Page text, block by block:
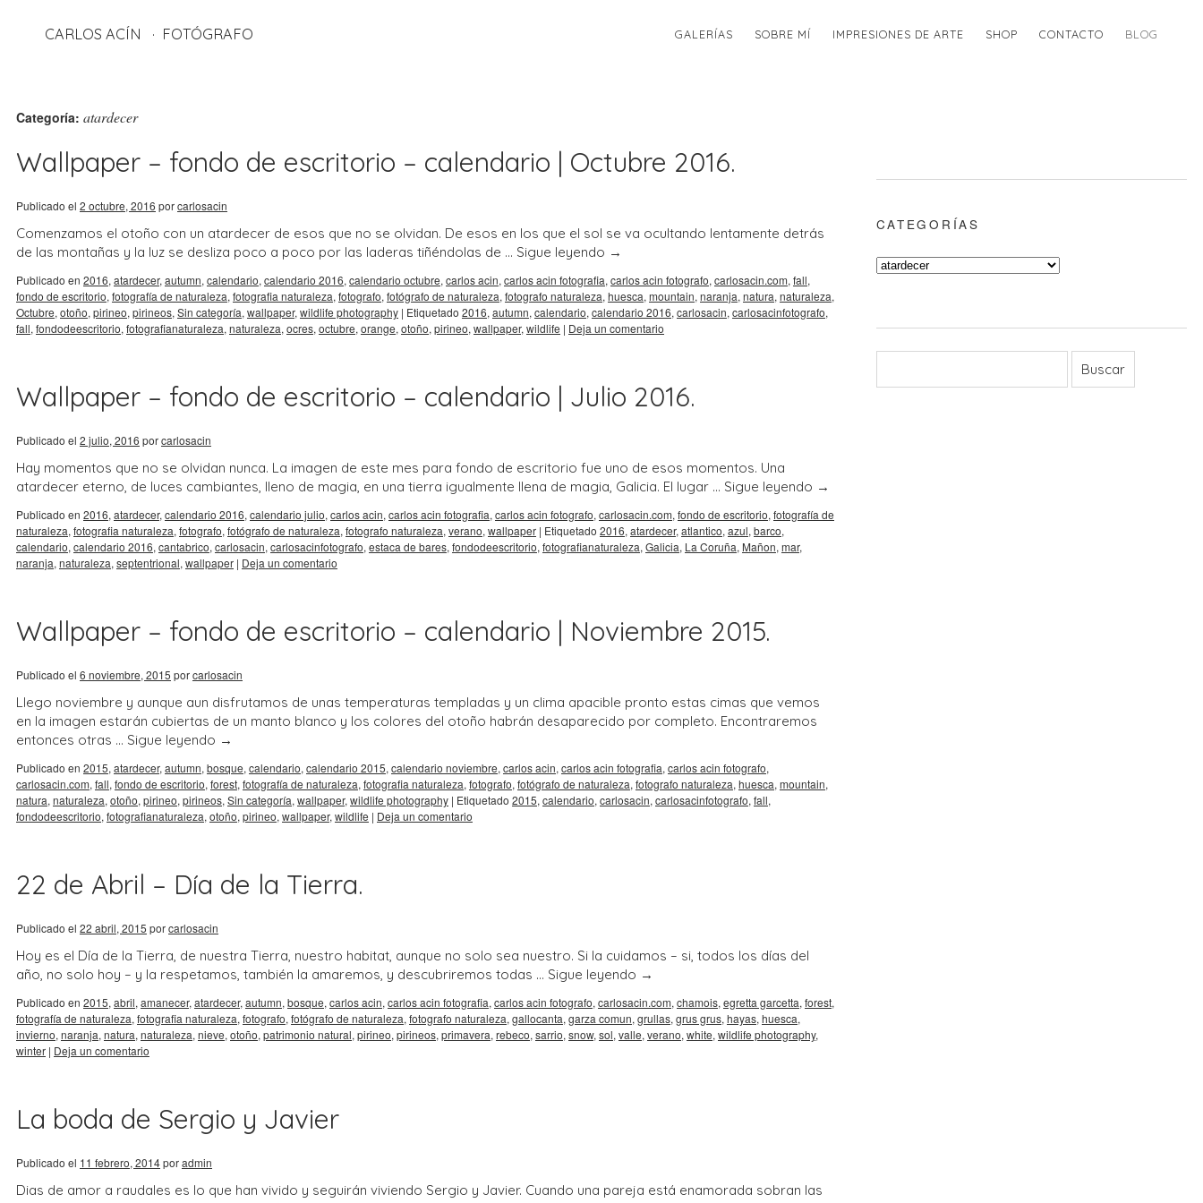
CARLOS ACÍN FOTÓGRAFO GALERÍAS SOBRE MÍ IMPRESIONES DE ARTE SHOP CONTACTO BLOG
Categoría: atardecer
Wallpaper – fondo de escritorio – calendario | Octubre 2016.
Publicado el 2 octubre, 2016 porcarlosacin
Comenzamos el otoño con un atardecer de esos que no se olvidan. De esos en los que el sol se va ocultando lentamente detrás
de las montañas y la luz se desliza poco a poco por las laderas tiñéndolas de … Sigue leyendo →
Publicado en 2016, atardecer, autumn, calendario, calendario 2016, calendario octubre, carlos acin, carlos acin fotografia, carlos acin fotografo, carlosacin.com, fall,
fondo de escritorio, fotografía de naturaleza, fotografia naturaleza, fotografo, fotógrafo de naturaleza, fotografo naturaleza, huesca, mountain, naranja, natura, naturaleza,
Octubre, otoño, pirineo, pirineos, Sin categoría, wallpaper, wildlife photography | Etiquetado 2016, autumn, calendario, calendario 2016, carlosacin, carlosacinfotografo,
fall, fondodeescritorio, fotografianaturaleza, naturaleza, ocres, octubre, orange, otoño, pirineo, wallpaper, wildlife | Deja un comentario
Wallpaper – fondo de escritorio – calendario | Julio 2016.
Publicado el 2 julio, 2016 porcarlosacin
Hay momentos que no se olvidan nunca. La imagen de este mes para fondo de escritorio fue uno de esos momentos. Una
atardecer eterno, de luces cambiantes, lleno de magia, en una tierra igualmente llena de magia, Galicia. El lugar … Sigue leyendo →
Publicado en 2016, atardecer, calendario 2016, calendario julio, carlos acin, carlos acin fotografia, carlos acin fotografo, carlosacin.com, fondo de escritorio, fotografía de
naturaleza, fotografia naturaleza, fotografo, fotógrafo de naturaleza, fotografo naturaleza, verano, wallpaper | Etiquetado 2016, atardecer, atlantico, azul, barco,
calendario, calendario 2016, cantabrico, carlosacin, carlosacinfotografo, estaca de bares, fondodeescritorio, fotografianaturaleza, Galicia, La Coruña, Mañon, mar,
naranja, naturaleza, septentrional, wallpaper | Deja un comentario
Wallpaper – fondo de escritorio – calendario | Noviembre 2015.
Publicado el 6 noviembre, 2015 porcarlosacin
Llego noviembre y aunque aun disfrutamos de unas temperaturas templadas y un clima apacible pronto estas cimas que vemos
en la imagen estarán cubiertas de un manto blanco y los colores del otoño habrán desaparecido por completo. Encontraremos
entonces otras … Sigue leyendo →
Publicado en 2015, atardecer, autumn, bosque, calendario, calendario 2015, calendario noviembre, carlos acin, carlos acin fotografia, carlos acin fotografo,
carlosacin.com, fall, fondo de escritorio, forest, fotografía de naturaleza, fotografia naturaleza, fotografo, fotógrafo de naturaleza, fotografo naturaleza, huesca, mountain,
natura, naturaleza, otoño, pirineo, pirineos, Sin categoría, wallpaper, wildlife photography | Etiquetado 2015, calendario, carlosacin, carlosacinfotografo, fall,
fondodeescritorio, fotografianaturaleza, otoño, pirineo, wallpaper, wildlife | Deja un comentario
22 de Abril – Día de la Tierra.
Publicado el 22 abril, 2015 porcarlosacin
Hoy es el Día de la Tierra, de nuestra Tierra, nuestro habitat, aunque no solo sea nuestro. Si la cuidamos – si, todos los días del
año, no solo hoy – y la respetamos, también la amaremos, y descubriremos todas … Sigue leyendo →
Publicado en 2015, abril, amanecer, atardecer, autumn, bosque, carlos acin, carlos acin fotografia, carlos acin fotografo, carlosacin.com, chamois, egretta garcetta, forest,
fotografía de naturaleza, fotografia naturaleza, fotografo, fotógrafo de naturaleza, fotografo naturaleza, gallocanta, garza comun, grullas, grus grus, hayas, huesca,
invierno, naranja, natura, naturaleza, nieve, otoño, patrimonio natural, pirineo, pirineos, primavera, rebeco, sarrio, snow, sol, valle, verano, white, wildlife photography,
winter | Deja un comentario
La boda de Sergio y Javier
Publicado el 11 febrero, 2014poradmin
Dias de amor a raudales es lo que han vivido y seguirán viviendo Sergio y Javier. Cuando una pareja está enamorada sobran las
CATEGORÍAS